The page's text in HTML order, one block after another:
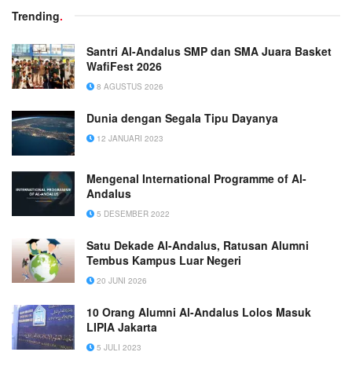
Trending.
Santri Al-Andalus SMP dan SMA Juara Basket
WafiFest 2026
8 AGUSTUS 2026
Dunia dengan Segala Tipu Dayanya
12 JANUARI 2023
Mengenal International Programme of Al-
Andalus
5 DESEMBER 2022
Satu Dekade Al-Andalus, Ratusan Alumni
Tembus Kampus Luar Negeri
20 JUNI 2026
10 Orang Alumni Al-Andalus Lolos Masuk
LIPIA Jakarta
5 JULI 2023